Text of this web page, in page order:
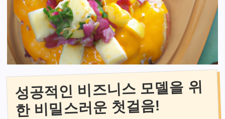
성공적인 비즈니스 모델을 위
한 비밀스러운 첫걸음!